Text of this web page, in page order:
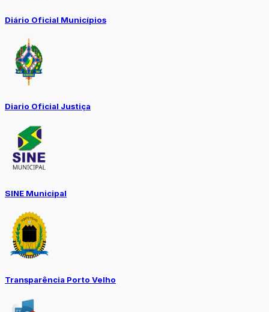
Diário Oficial Municípios
Diario Oficial Justiça
SINE Municipal
Transparência Porto Velho